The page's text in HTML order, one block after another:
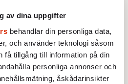
av dina uppgifter
behandlar din personliga data,
och använder teknologi såsom
få tillgång till information på din
personliga annonser och
åskådarinsikter
drömde
oroar sig
och sten i glashus